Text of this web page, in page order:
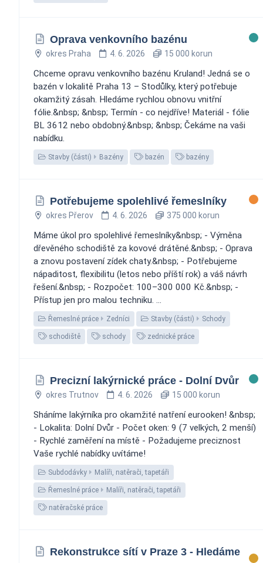
Oprava venkovního bazénu
okres Praha 4. 6. 2026 15 000 korun
Chceme opravu venkovního bazénu Kruland! Jedná se o
bazén v lokalitě Praha 13 – Stodůlky, který potřebuje
okamžitý zásah. Hledáme rychlou obnovu vnitřní
fólie.&nbsp; &nbsp; Termín - co nejdříve! Materiál - fólie
BL 3612 nebo obdobný.&nbsp; &nbsp; Čekáme na vaši
nabídku.
Stavby (části) Bazény bazén bazény
Potřebujeme spolehlivé řemeslníky
okres Přerov 4. 6. 2026 375 000 korun
Máme úkol pro spolehlivé řemeslníky&nbsp; - Výměna
dřevěného schodiště za kovové drátěné.&nbsp; - Oprava
a znovu postavení zídek chaty.&nbsp; - Potřebujeme
nápaditost, flexibilitu (letos nebo příští rok) a váš návrh
řešení.&nbsp; - Rozpočet: 100–300 000 Kč.&nbsp; -
Přístup jen pro malou techniku. ️...
Řemeslné práce Zedníci Stavby (části) Schody
schodiště schody zednické práce
Precizní lakýrnické práce - Dolní Dvůr
okres Trutnov 4. 6. 2026 15 000 korun
Sháníme lakýrníka pro okamžité natření eurooken! &nbsp;
- Lokalita: Dolní Dvůr - Počet oken: 9 (7 velkých, 2 menší)
- Rychlé zaměření na místě - Požadujeme preciznost
Vaše rychlé nabídky uvítáme!
Subdodávky Malíři, natěrači, tapetáři
Řemeslné práce Malíři, natěrači, tapetáři
natěračské práce
Rekonstrukce sítí v Praze 3 - Hledáme